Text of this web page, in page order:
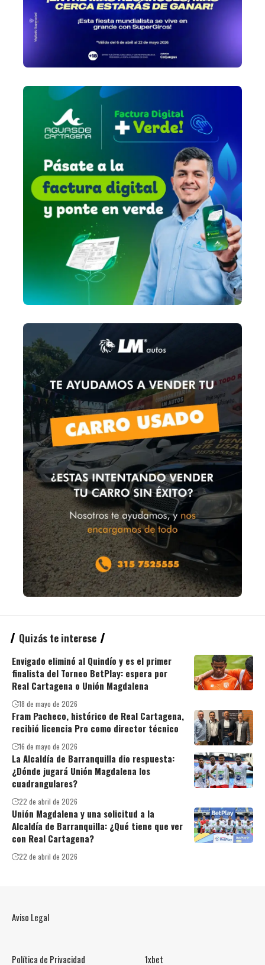
Quizás te interese
Envigado eliminó al Quindío y es el primer
finalista del Torneo BetPlay: espera por
Real Cartagena o Unión Magdalena
18 de mayo de 2026
Fram Pacheco, histórico de Real Cartagena,
recibió licencia Pro como director técnico
16 de mayo de 2026
La Alcaldía de Barranquilla dio respuesta:
¿Dónde jugará Unión Magdalena los
cuadrangulares?
22 de abril de 2026
Unión Magdalena y una solicitud a la
Alcaldía de Barranquilla: ¿Qué tiene que ver
con Real Cartagena?
22 de abril de 2026
Aviso Legal
Política de Privacidad 1xbet